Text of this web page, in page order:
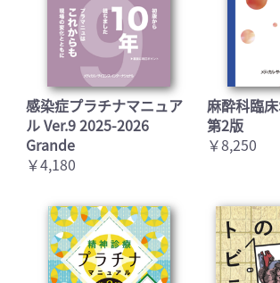
(誤)図9-6 60歳台女性 IPF/UIP:細葉辺
A:細葉辺縁の異常の例の模式図,
像(HE,×8), D:組織像(HE,×8) 細葉
例の模式図(A)では, 小葉内細静脈
胞隔壁の線維化が特徴的である.
胸膜から伸びる短い不整線状影
分岐粒状影がみられる(▶). 組織像
の胸膜から伸びる短い不整線状影
感染症プラチナマニュア
ル Ver.9 2025-2026
Grande
￥4,180
麻酔科臨
第2版
￥8,250